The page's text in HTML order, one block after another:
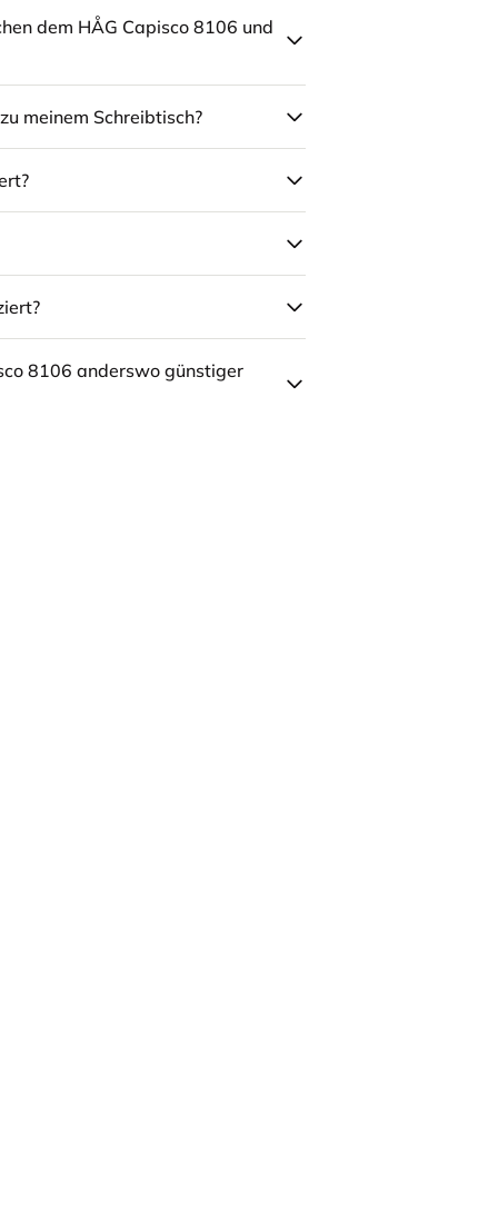
dem HÅG Capisco 8106 und
meinem Schreibtisch?
8106 anderswo günstiger